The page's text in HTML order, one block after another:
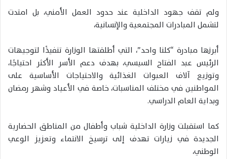
ولم تقف جهود الداخلية عند حدود العمل الأمني، بل امتدت
لتشمل المبادرات المجتمعية والإنسانية،
أبرزها مبادرة “كلنا واحد”، التي أطلقتها الوزارة تنفيذًا لتوجيهات
الرئيس عبد الفتاح السيسي، بهدف دعم الأسر الأكثر احتياجًا،
وتوزيع آلاف العبوات الغذائية والاحتياجات الأساسية على
المواطنين في مختلف المناسبات، خاصة في الأعياد وشهر رمضان
وبداية العام الدراسي.
كما استقبلت وزارة الداخلية شباب وأطفال من المناطق الحضارية
الجديدة في زيارات تهدف إلى ترسيخ الانتماء وتعزيز الوعي
الوطني،